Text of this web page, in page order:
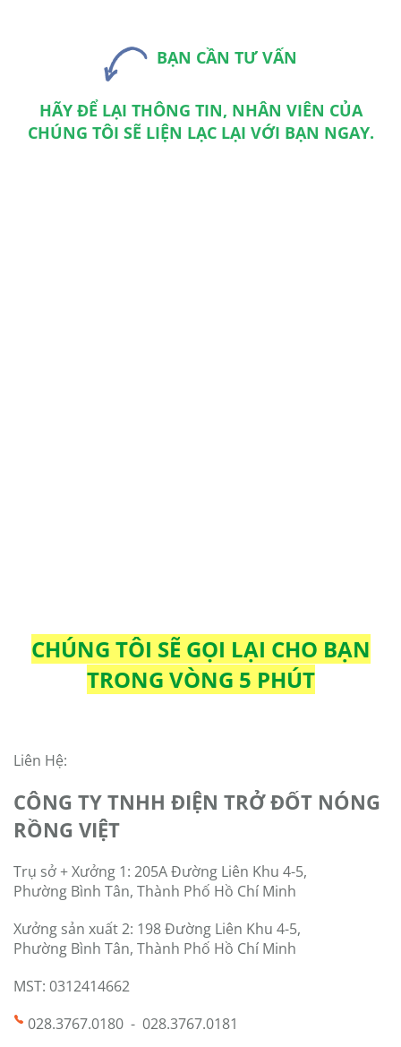
BẠN CẦN TƯ VẤN
HÃY ĐỂ LẠI THÔNG TIN, NHÂN VIÊN CỦA
CHÚNG TÔI SẼ LIỆN LẠC LẠI VỚI BẠN NGAY.
CHÚNG TÔI SẼ GỌI LẠI CHO BẠN
TRONG VÒNG 5 PHÚT
Liên Hệ:
CÔNG TY TNHH ĐIỆN TRỞ ĐỐT NÓNG
RỒNG VIỆT
Trụ sở + Xưởng 1: 205A Đường Liên Khu 4-5,
Phường Bình Tân, Thành Phố Hồ Chí Minh
Xưởng sản xuất 2: 198 Đường Liên Khu 4-5,
Phường Bình Tân, Thành Phố Hồ Chí Minh
MST: 0312414662
028.3767.0180 - 028.3767.0181